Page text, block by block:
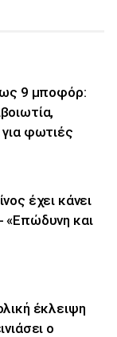
9 μποφόρ:
φωτιές
έχει κάνει
«Επώδυνη και
έκλειψη
ο